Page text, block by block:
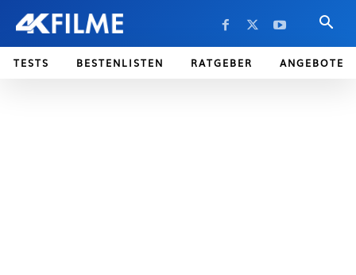
TESTS BESTENLISTEN RATGEBER ANGEBOTE